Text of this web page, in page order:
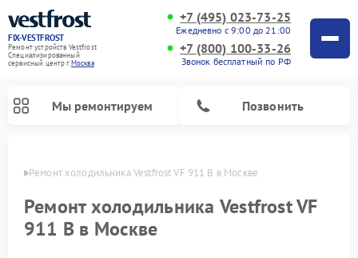
FIX-VESTFROST
Ремонт устройств Vestfrost
Специализированный
cервисный центр г.Москва
+7 (495) 023-73-25
Ежедневно с 9:00 до 21:00
+7 (800) 100-33-26
Звонок бесплатный по РФ
Мы ремонтируем Позвонить
Ремонт холодильника Vestfrost VF 911 B в Москве
Ремонт холодильника Vestfrost VF
911 B в Москве